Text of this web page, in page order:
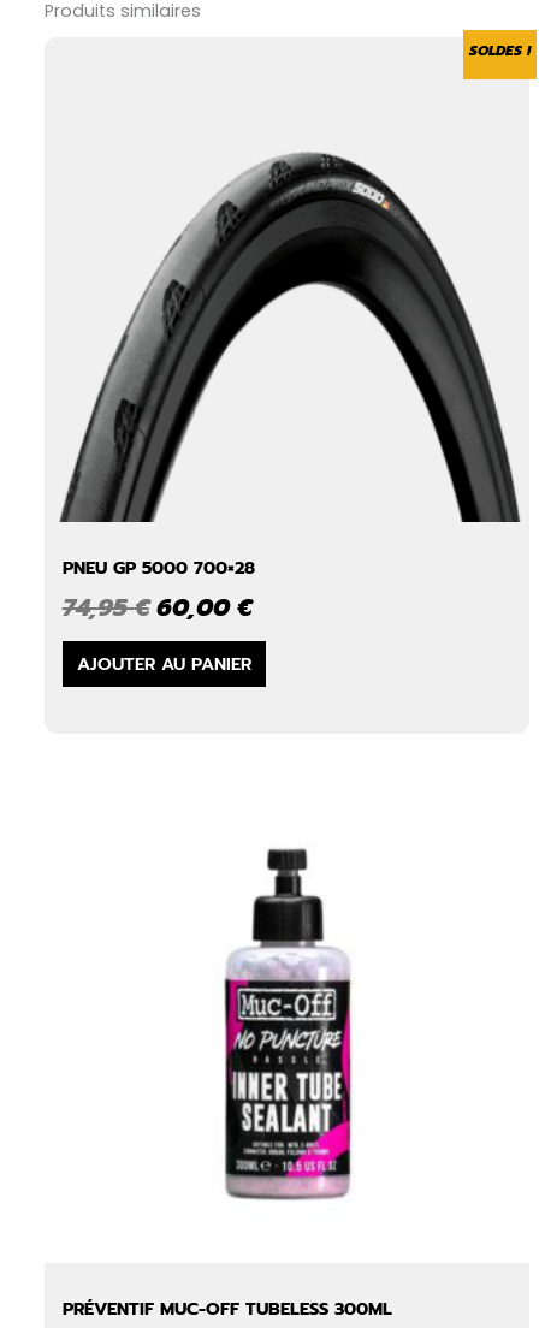
Produits similaires
SOLDES !
PNEU GP 5000 700×28
74,95€ Le
prix
initial
était :
60,00€Le
actuel
est :
AJOUTER AU PANIER
PRÉVENTIF MUC-OFF TUBELESS 300ML